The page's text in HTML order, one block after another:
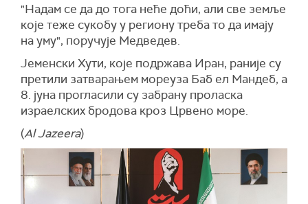
"Надам се да до тога неће доћи, али све земље
које теже сукобу у региону треба то да имају
на уму", поручује Медведев.
Јеменски Хути, које подржава Иран, раније су
претили затварањем мореуза Баб ел Мандеб, а
8. јуна прогласили су забрану проласка
израелских бродова кроз Црвено море.
(Al Jazeera)